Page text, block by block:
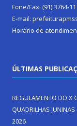
Fone/Fax: (91) 3764-
E-mail:
Horário de
ÚLTIMAS
REGULAMENTO DO X
QUADRILHAS
2026